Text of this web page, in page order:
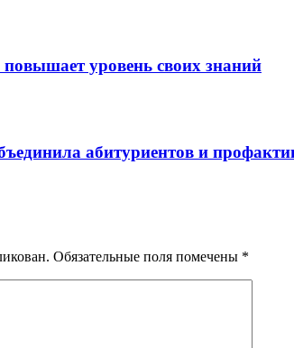
уровень своих знаний
абитуриентов и
Обязательные поля помечены *